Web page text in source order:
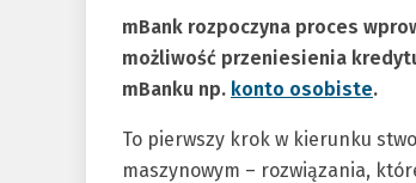
mBank rozpoczyna proces
możliwość przeniesienia
mBanku np. konto osobiste.
To pierwszy krok w kierunku
maszynowym – rozwiązania,